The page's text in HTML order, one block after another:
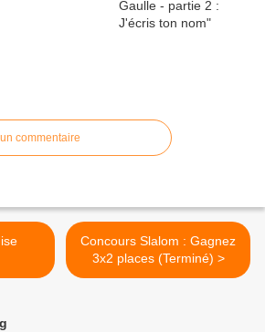
commentaire
Concours Slalom : Gagnez
3x2 places (Terminé) >